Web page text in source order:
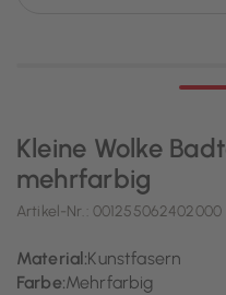
Kleine Wolke
mehrfarbig
Artikel-Nr.: 001255062402000
Material:Kunstfasern
Farbe:Mehrfarbig